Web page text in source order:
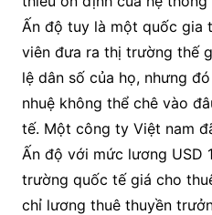
Ấn độ tuy là một quốc gia
viên đưa ra thị trường thế
lệ dân số của họ, nhưng
nhuệ không thể chê vào
tế. Một công ty Việt nam
Ấn độ với mức lương USD
trường quốc tế giá cho
chỉ lương thuê thuyền